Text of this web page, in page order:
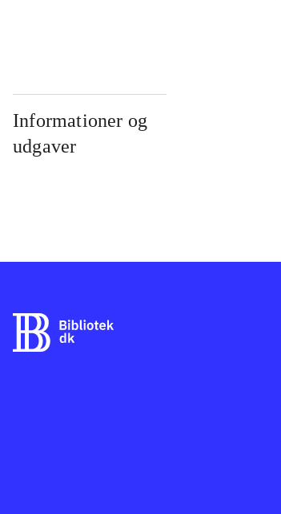
Informationer og
udgaver